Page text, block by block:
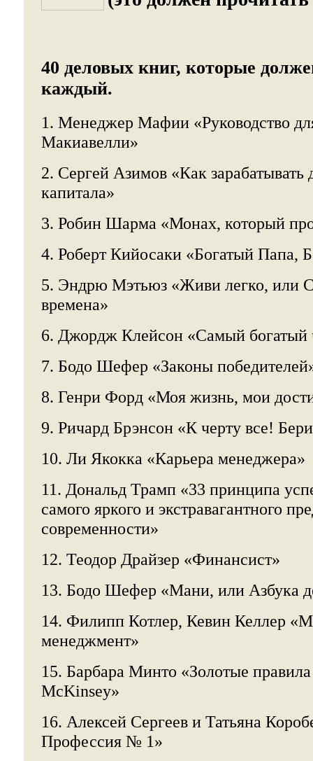
40 деловых книг, которые
каждый.
1. Менеджер Мафии «Руководство
Макиавелли»
2. Сергей Азимов «Как зарабатывать
капитала»
3. Робин Шарма «Монах, который
4. Роберт Кийосаки «Богатый Папа,
5. Эндрю Мэтьюз «Живи легко, или
времена»
6. Джордж Клейсон «Самый богатый
7. Бодо Шефер «Законы
8. Генри Форд «Моя жизнь, мои
9. Ричард Брэнсон «К черту все!
10. Ли Якокка «Карьера менеджера»
11. Дональд Трамп «33 принципа
самого яркого и экстравагантного
современности»
12. Теодор Драйзер «Финансист»
13. Бодо Шефер «Мани, или Азбука
14. Филипп Котлер, Кевин Келлер
менеджмент»
15. Барбара Минто «Золотые
McKinsey»
16. Алексей Сергеев и Татьяна
Профессия № 1»